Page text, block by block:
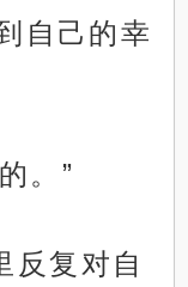
自己的幸
。”
复对自